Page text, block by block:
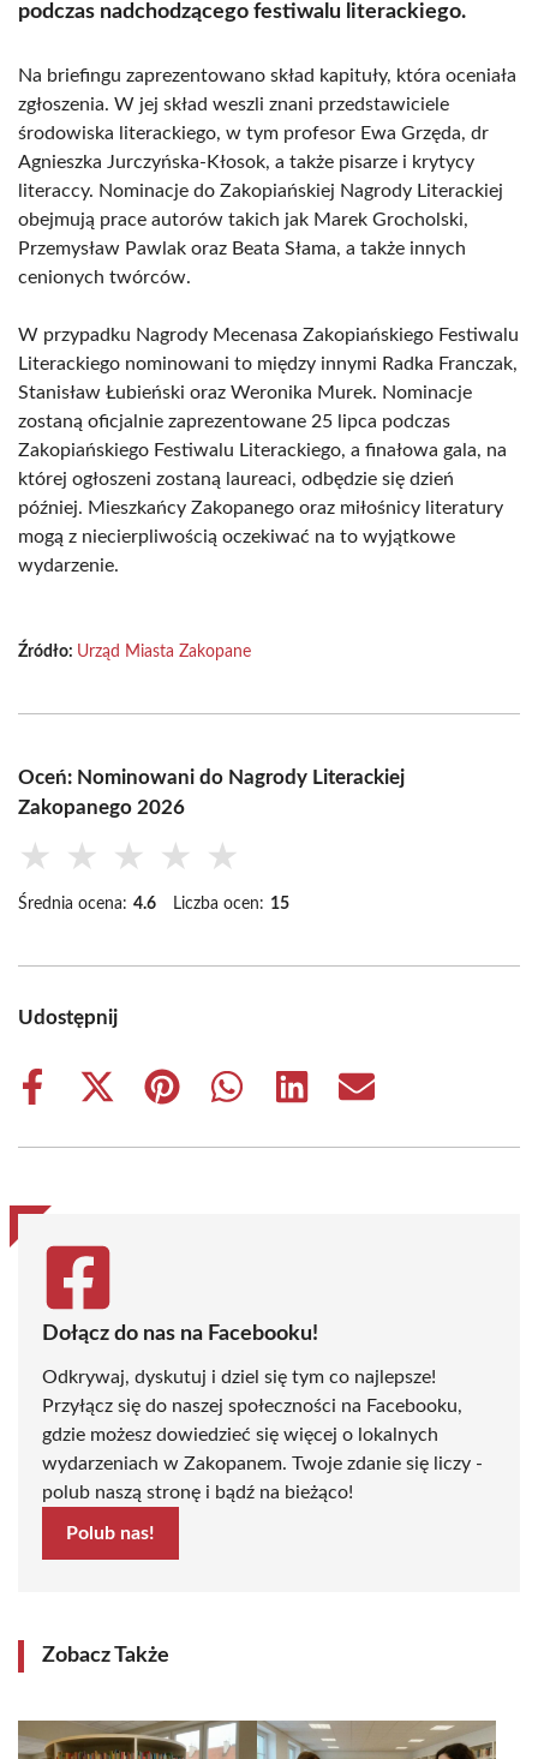
podczas nadchodzącego festiwalu literackiego.
Na briefingu zaprezentowano skład kapituły, która oceniała
zgłoszenia. W jej skład weszli znani przedstawiciele
środowiska literackiego, w tym profesor Ewa Grzęda, dr
Agnieszka Jurczyńska-Kłosok, a także pisarze i krytycy
literaccy. Nominacje do Zakopiańskiej Nagrody Literackiej
obejmują prace autorów takich jak Marek Grocholski,
Przemysław Pawlak oraz Beata Słama, a także innych
cenionych twórców.
W przypadku Nagrody Mecenasa Zakopiańskiego Festiwalu
Literackiego nominowani to między innymi Radka Franczak,
Stanisław Łubieński oraz Weronika Murek. Nominacje
zostaną oficjalnie zaprezentowane 25 lipca podczas
Zakopiańskiego Festiwalu Literackiego, a finałowa gala, na
której ogłoszeni zostaną laureaci, odbędzie się dzień
później. Mieszkańcy Zakopanego oraz miłośnicy literatury
mogą z niecierpliwością oczekiwać na to wyjątkowe
wydarzenie.
Źródło: Urząd Miasta Zakopane
Oceń: Nominowani do Nagrody Literackiej
Zakopanego 2026
★ ★ ★ ★ ★
Średnia ocena: 4.6 Liczba ocen: 15
Udostępnij
Share
Share
(Twitter)
Share
Share
Share
Share
Dołącz do nas na Facebooku!
Odkrywaj, dyskutuj i dziel się tym co najlepsze!
Przyłącz się do naszej społeczności na Facebooku,
gdzie możesz dowiedzieć się więcej o lokalnych
wydarzeniach w Zakopanem. Twoje zdanie się liczy -
polub naszą stronę i bądź na bieżąco!
Polub nas!
Zobacz Także